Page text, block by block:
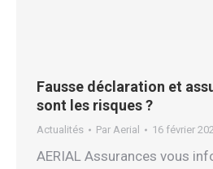
Fausse déclaration et
sont les risques ?
Actualités Par Aerial 16 février
AERIAL Assurances vous